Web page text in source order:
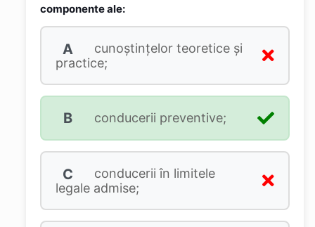
componente ale:
A
cunoştinţelor teoretice şi
practice;
B conducerii preventive;
C
conducerii în limitele
legale admise;